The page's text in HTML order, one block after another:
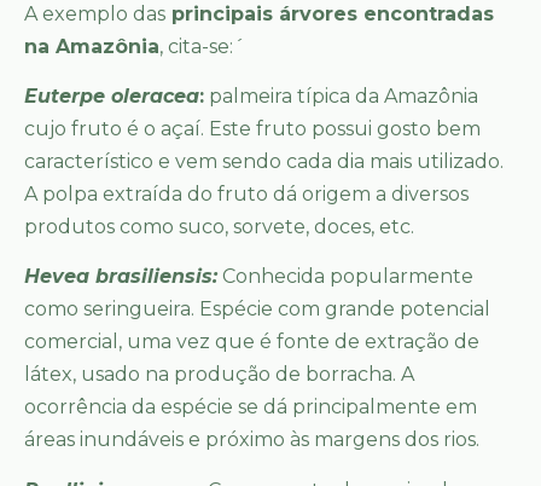
A exemplo das principais árvores encontradas
na Amazônia, cita-se:´
Euterpe oleracea: palmeira típica da Amazônia
cujo fruto é o açaí. Este fruto possui gosto bem
característico e vem sendo cada dia mais utilizado.
A polpa extraída do fruto dá origem a diversos
produtos como suco, sorvete, doces, etc.
Hevea brasiliensis:Conhecida popularmente
como seringueira. Espécie com grande potencial
comercial, uma vez que é fonte de extração de
látex, usado na produção de borracha. A
ocorrência da espécie se dá principalmente em
áreas inundáveis e próximo às margens dos rios.